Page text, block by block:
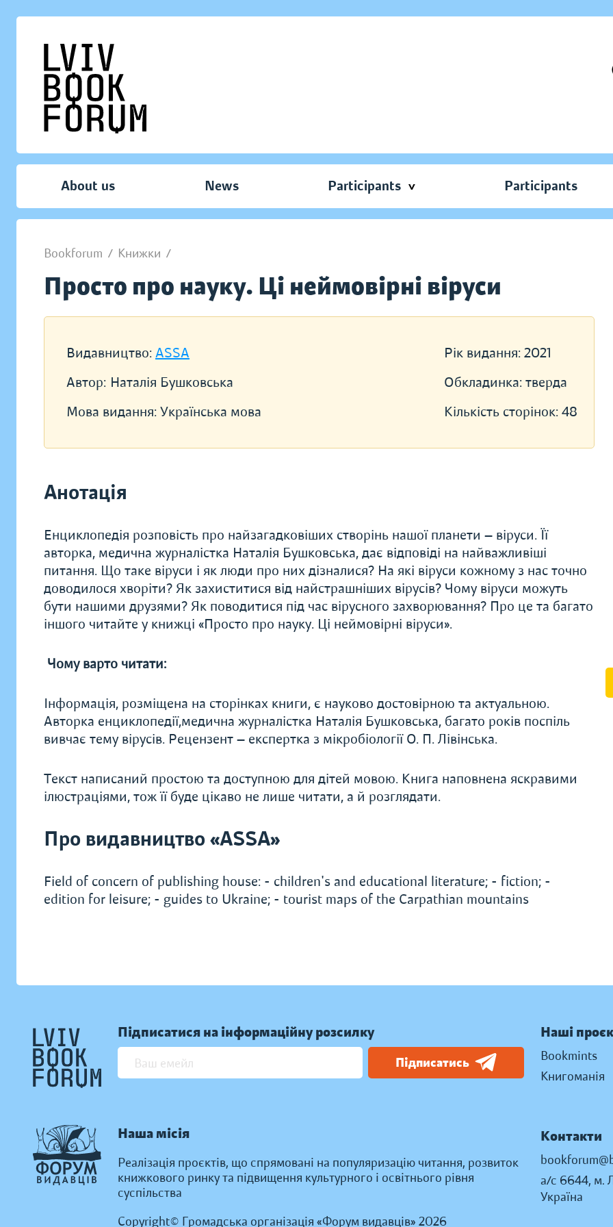
About us News Participants Participants
Bookforum / Книжки /
Просто про науку. Ці неймовірні віруси
Видавництво: ASSA
Автор: Наталія Бушковська
Мова видання: Українська мова
Рік видання: 2021
Обкладинка: тверда
Кількість сторінок: 48
Анотація
Енциклопедія розповість про найзагадковіших створінь нашої планети — віруси. Її
авторка, медична журналістка Наталія Бушковська, дає відповіді на найважливіші
питання. Що таке віруси і як люди про них дізналися? На які віруси кожному з нас точно
доводилося хворіти? Як захиститися від найстрашніших вірусів? Чому віруси можуть
бути нашими друзями? Як поводитися під час вірусного захворювання? Про це та багато
іншого читайте у книжці «Просто про науку. Ці неймовірні віруси».
Чому варто читати:
Інформація, розміщена на сторінках книги, є науково достовірною та актуальною.
Авторка енциклопедії,медична журналістка Наталія Бушковська, багато років поспіль
вивчає тему вірусів. Рецензент — експертка з мікробіології О. П. Лівінська.
Текст написаний простою та доступною для дітей мовою. Книга наповнена яскравими
ілюстраціями, тож її буде цікаво не лише читати, а й розглядати.
Про видавництво «ASSA»
Field of concern of publishing house: - children's and educational literature; - fiction; -
edition for leisure; - guides to Ukraine; - tourist maps of the Carpathian mountains
Підписатися на інформаційну розсилку
Підписатись
Наша місія
Реалізація проєктів, що спрямовані на популяризацію читання, розвиток
книжкового ринку та підвищення культурного і освітнього рівня
суспільства
Copyright© Громадська організація «Форум видавців» 2026
Наші
Bookmints
Книгоманія
Контакти
а/с 6644, м.
Україна